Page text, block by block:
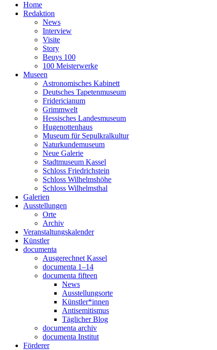
Home
Redaktion
News
Interview
Visite
Story
Beuys 100
100 Meisterwerke
Museen
Astronomisches Kabinett
Deutsches Tapetenmuseum
Fridericianum
Grimmwelt
Hessisches Landesmuseum
Hugenottenhaus
Museum für Sepulkralkultur
Naturkundemuseum
Neue Galerie
Stadtmuseum Kassel
Schloss Friedrichstein
Schloss Wilhelmshöhe
Schloss Wilhelmsthal
Galerien
Ausstellungen
Orte
Archiv
Veranstaltungskalender
Künstler
documenta
Ausgerechnet Kassel
documenta 1–14
documenta fifteen
News
Ausstellungsorte
Künstler*innen
Antisemitismus
Täglicher Blog
documenta archiv
documenta Institut
Förderer